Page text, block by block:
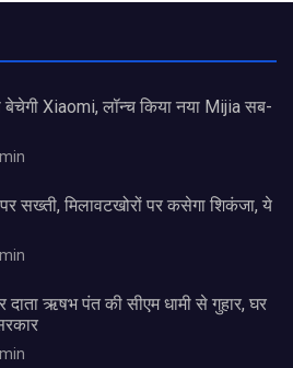
बेचेगी Xiaomi, लॉन्च किया नया Mijia सब-
सख्ती, मिलावटखोरों पर कसेगा शिकंजा, ये
ऋषभ पंत की सीएम धामी से गुहार, घर